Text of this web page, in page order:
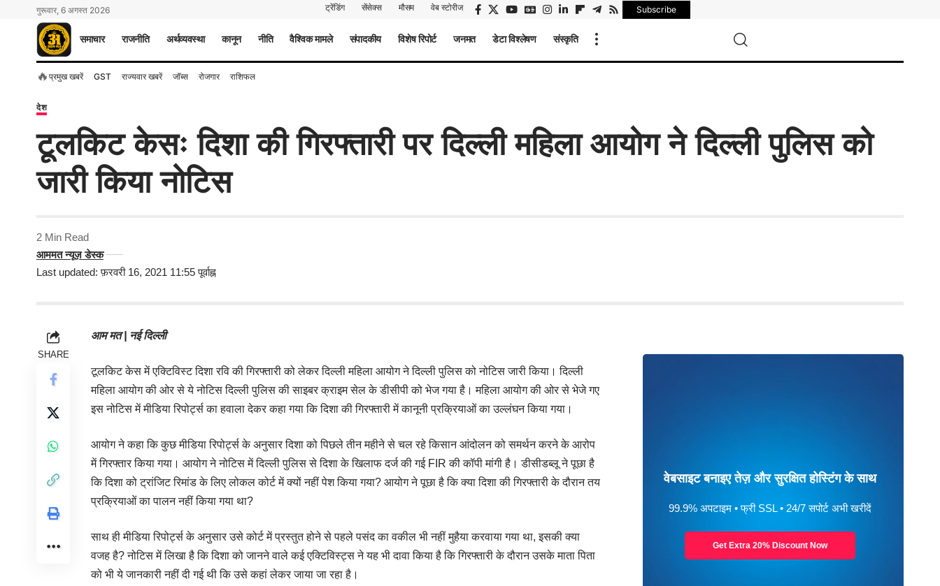
गुरूवार, 6 अगस्त 2026 ट्रेंडिंग सेंसेक्स मौसम वेब स्टोरीज Subscribe
समाचार राजनीति अर्थव्यवस्था कानून नीति वैश्विक मामले संपादकीय विशेष रिपोर्ट जनमत डेटा विश्लेषण संस्कृति
🔥 प्रमुख खबरें GST राज्यवार खबरें जॉब्स रोजगार राशिफल
देश
टूलकिट केसः दिशा की गिरफ्तारी पर दिल्ली महिला आयोग ने दिल्ली पुलिस को
जारी किया नोटिस
Last updated: फ़रवरी 16, 2021 11:55 पूर्वाह्न
आममत न्यूज़ डेस्क
2 Min Read
SHARE
आम मत | नई दिल्ली
टूलकिट केस में एक्टिविस्ट दिशा रवि की गिरफ्तारी को लेकर दिल्ली महिला आयोग ने दिल्ली पुलिस को नोटिस जारी किया। दिल्ली
महिला आयोग की ओर से ये नोटिस दिल्ली पुलिस की साइबर क्राइम सेल के डीसीपी को भेज गया है। महिला आयोग की ओर से भेजे गए
इस नोटिस में मीडिया रिपोर्ट्स का हवाला देकर कहा गया कि दिशा की गिरफ्तारी में कानूनी प्रक्रियाओं का उल्लंघन किया गया।
आयोग ने कहा कि कुछ मीडिया रिपोर्ट्स के अनुसार दिशा को पिछले तीन महीने से चल रहे किसान आंदोलन को समर्थन करने के आरोप
में गिरफ्तार किया गया। आयोग ने नोटिस में दिल्ली पुलिस से दिशा के खिलाफ दर्ज की गई FIR की कॉपी मांगी है। डीसीडब्लू ने पूछा है
कि दिशा को ट्रांजिट रिमांड के लिए लोकल कोर्ट में क्यों नहीं पेश किया गया? आयोग ने पूछा है कि क्या दिशा की गिरफ्तारी के दौरान तय
प्रक्रियाओं का पालन नहीं किया गया था?
साथ ही मीडिया रिपोर्ट्स के अनुसार उसे कोर्ट में प्रस्तुत होने से पहले पसंद का वकील भी नहीं मुहैया करवाया गया था, इसकी क्या
वजह है? नोटिस में लिखा है कि दिशा को जानने वाले कई एक्टिविस्ट्स ने यह भी दावा किया है कि गिरफ्तारी के दौरान उसके माता पिता
को भी ये जानकारी नहीं दी गई थी कि उसे कहां लेकर जाया जा रहा है।
वेबसाइट बनाइए तेज़ और सुरक्षित होस्टिंग के साथ
99.9% अपटाइम • फ्री SSL • 24/7 सपोर्ट अभी खरीदें
Get Extra 20% Discount Now